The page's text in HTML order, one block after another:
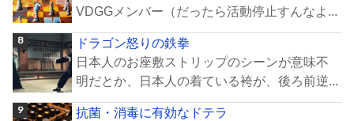
VDGGメンバー（だったら活動停止すんなよ...
ドラゴン怒りの鉄拳
日本人のお座敷ストリップのシーンが意味不
明だとか、日本人の着ている袴が、後ろ前逆...
抗菌・消毒に有効なドテラ